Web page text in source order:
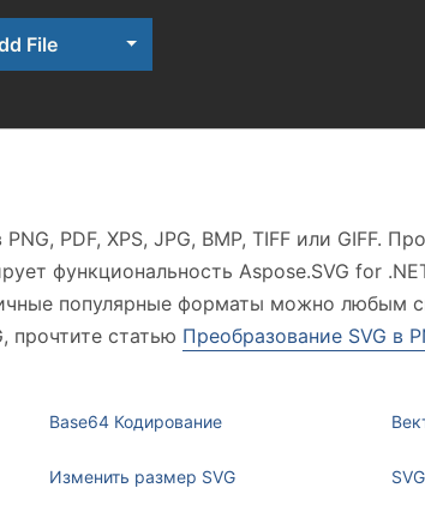
File Toggle Dropdown
PDF, XPS, JPG, BMP, TIFF или GIFF.
функциональность Aspose.SVG for
популярные форматы можно любым
прочтите статью Преобразование SVG в
Base64 Кодирование
Изменить размер SVG